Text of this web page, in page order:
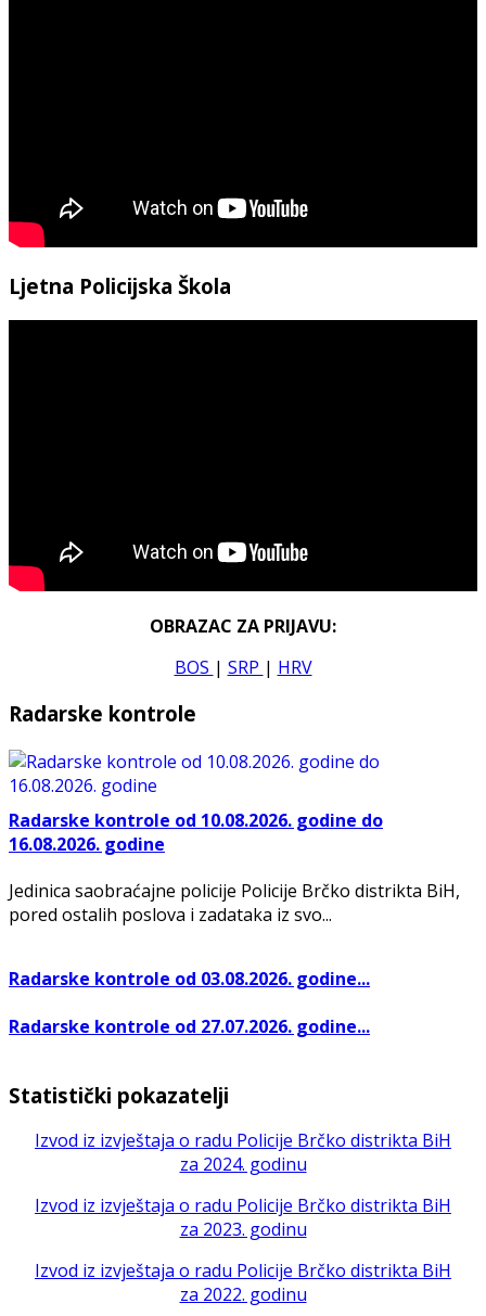
Ljetna Policijska Škola
OBRAZAC ZA PRIJAVU:
BOS | SRP | HRV
Radarske kontrole
Radarske kontrole od 10.08.2026. godine do
16.08.2026. godine
Jedinica saobraćajne policije Policije Brčko distrikta BiH,
pored ostalih poslova i zadataka iz svo...
Radarske kontrole od 03.08.2026. godine...
Radarske kontrole od 27.07.2026. godine...
Statistički pokazatelji
Izvod iz izvještaja o radu Policije Brčko distrikta BiH
za 2024. godinu
Izvod iz izvještaja o radu Policije Brčko distrikta BiH
za 2023. godinu
Izvod iz izvještaja o radu Policije Brčko distrikta BiH
za 2022. godinu